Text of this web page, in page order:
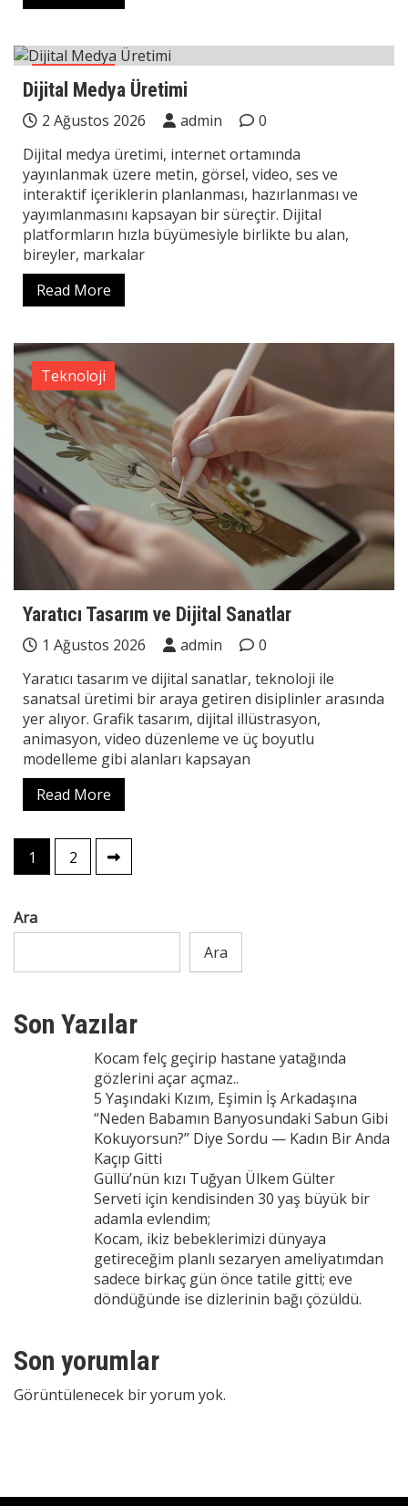
Teknoloji
Dijital Medya Üretimi
2 Ağustos 2026 admin
0
Dijital medya üretimi, internet ortamında
yayınlanmak üzere metin, görsel, video, ses ve
interaktif içeriklerin planlanması, hazırlanması ve
yayımlanmasını kapsayan bir süreçtir. Dijital
platformların hızla büyümesiyle birlikte bu alan,
bireyler, markalar
Read More
Teknoloji
Yaratıcı Tasarım ve Dijital Sanatlar
1 Ağustos 2026 admin
0
Yaratıcı tasarım ve dijital sanatlar, teknoloji ile
sanatsal üretimi bir araya getiren disiplinler arasında
yer alıyor. Grafik tasarım, dijital illüstrasyon,
animasyon, video düzenleme ve üç boyutlu
modelleme gibi alanları kapsayan
Read More
Yazı
sayfalaması
1 2
Ara
Ara
Son Yazılar
Kocam felç geçirip hastane yatağında
gözlerini açar açmaz..
5 Yaşındaki Kızım, Eşimin İş Arkadaşına
“Neden Babamın Banyosundaki Sabun Gibi
Kokuyorsun?” Diye Sordu — Kadın Bir Anda
Kaçıp Gitti
Güllü’nün kızı Tuğyan Ülkem Gülter
Serveti için kendisinden 30 yaş büyük bir
adamla evlendim;
Kocam, ikiz bebeklerimizi dünyaya
getireceğim planlı sezaryen ameliyatımdan
sadece birkaç gün önce tatile gitti; eve
döndüğünde ise dizlerinin bağı çözüldü.
Son yorumlar
Görüntülenecek bir yorum yok.